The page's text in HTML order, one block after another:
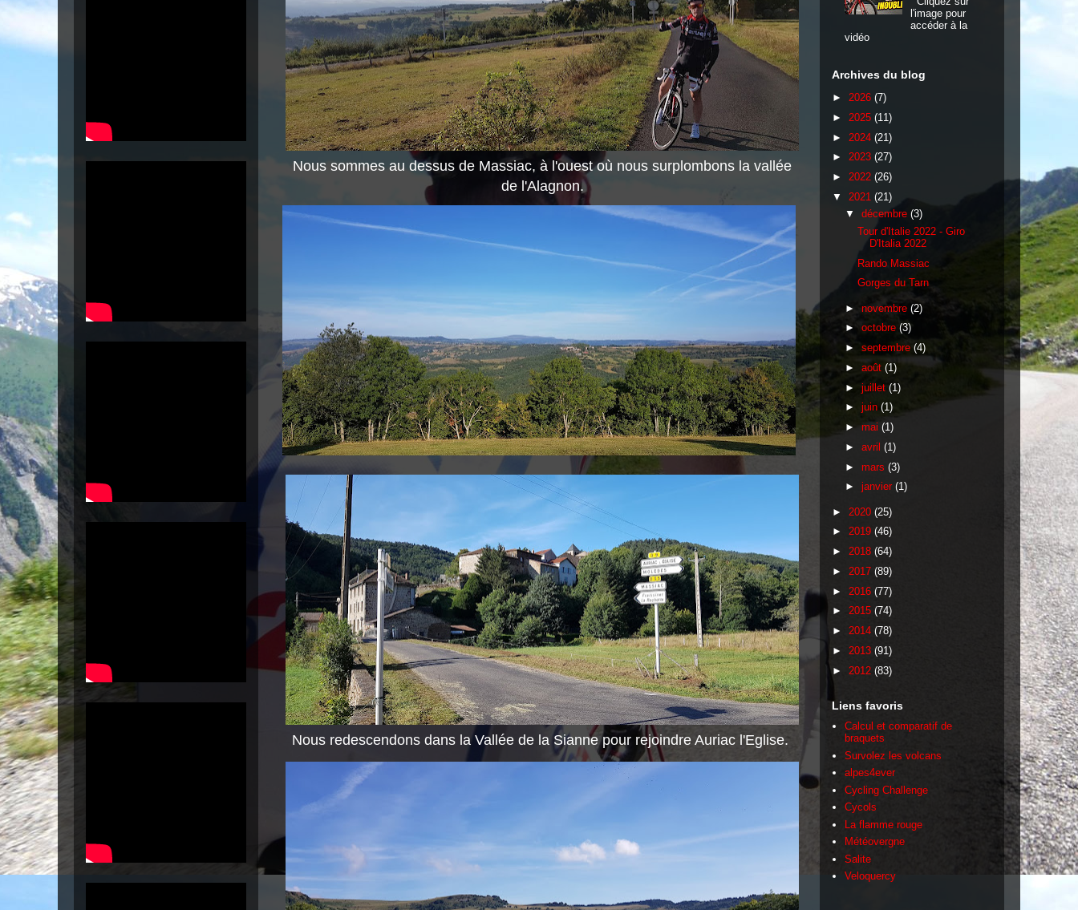
Nous sommes au dessus de Massiac, à l'ouest où nous surplombons la vallée
de l'Alagnon.
Nous redescendons dans la Vallée de la Sianne pour rejoindre Auriac l'Eglise.
l'image pour
accéder à la
vidéo
Archives du blog
► 2026 (7)
► 2025 (11)
► 2024 (21)
► 2023 (27)
► 2022 (26)
▼ 2021 (21)
▼ décembre (3)
Tour d'Italie 2022 - Giro
D'Italia 2022
Rando Massiac
Gorges du Tarn
► novembre (2)
► octobre (3)
► septembre (4)
► août (1)
► juillet (1)
► juin (1)
► mai (1)
► avril (1)
► mars (3)
► janvier (1)
► 2020 (25)
► 2019 (46)
► 2018 (64)
► 2017 (89)
► 2016 (77)
► 2015 (74)
► 2014 (78)
► 2013 (91)
► 2012 (83)
Liens favoris
Calcul et comparatif de
braquets
Survolez les volcans
alpes4ever
Cycling Challenge
Cycols
La flamme rouge
Météovergne
Salite
Veloquercy